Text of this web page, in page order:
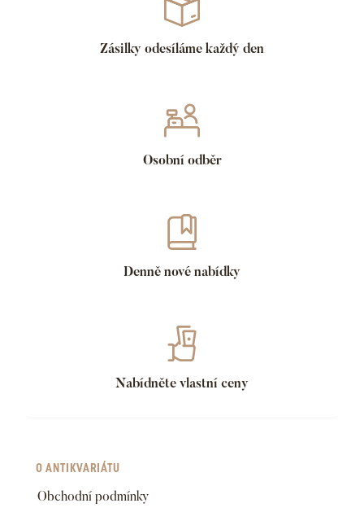
Zásilky odesíláme každý den
Osobní odběr
Denně nové nabídky
Nabídněte vlastní ceny
O ANTIKVARIÁTU
Obchodní podmínky